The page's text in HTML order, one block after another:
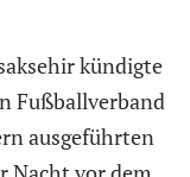
kündigte
Fußballverband
ausgeführten